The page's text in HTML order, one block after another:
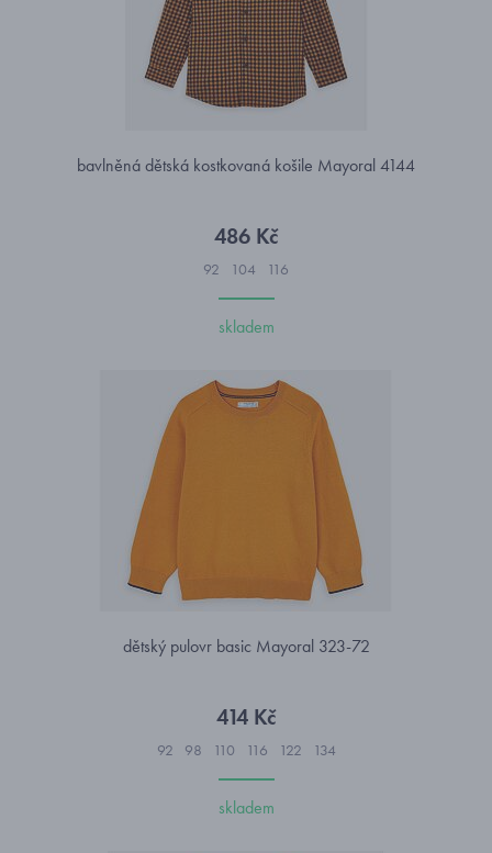
bavlněná dětská kostkovaná košile Mayoral 4144
486 Kč
92 104 116
skladem
dětský pulovr basic Mayoral 323-72
414 Kč
92 98 110 116 122 134
skladem